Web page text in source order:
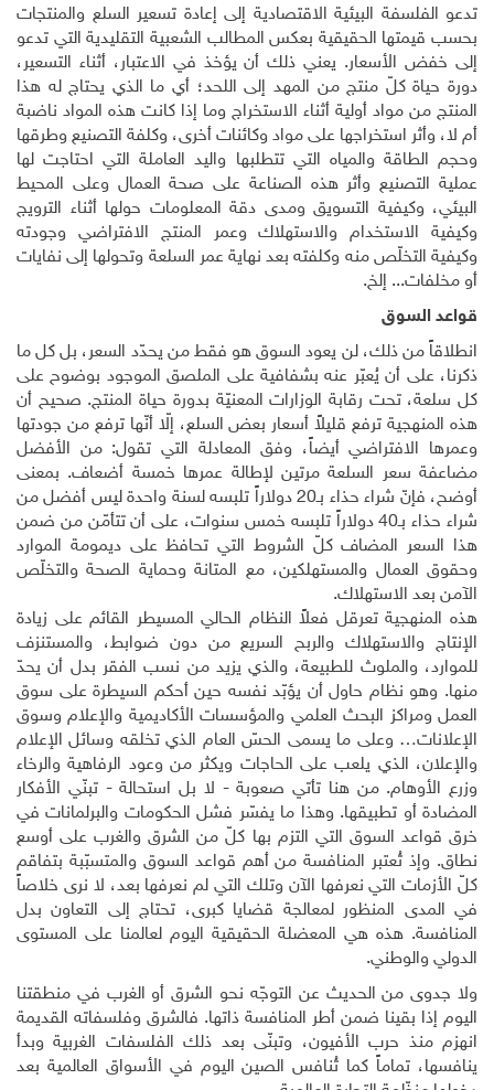
تدعو الفلسفة البيئية الاقتصادية إلى إعادة تسعير السلع والمنتجات
بحسب قيمتها الحقيقية بعكس المطالب الشعبية التقليدية التي تدعو
إلى خفض الأسعار. يعني ذلك أن يؤخذ في الاعتبار، أثناء التسعير،
دورة حياة كلّ منتج من المهد إلى اللحد؛ أي ما الذي يحتاج له هذا
المنتج من مواد أولية أثناء الاستخراج وما إذا كانت هذه المواد ناضبة
أم لا، وأثر استخراجها على مواد وكائنات أخرى، وكلفة التصنيع وطرقها
وحجم الطاقة والمياه التي تتطلبها واليد العاملة التي احتاجت لها
عملية التصنيع وأثر هذه الصناعة على صحة العمال وعلى المحيط
البيئي، وكيفية التسويق ومدى دقة المعلومات حولها أثناء الترويج
وكيفية الاستخدام والاستهلاك وعمر المنتج الافتراضي وجودته
وكيفية التخلّص منه وكلفته بعد نهاية عمر السلعة وتحولها إلى نفايات
أو مخلفات... إلخ.
قواعد السوق
انطلاقاً من ذلك، لن يعود السوق هو فقط من يحدّد السعر، بل كل ما
ذكرنا، على أن يُعبّر عنه بشفافية على الملصق الموجود بوضوح على
كل سلعة، تحت رقابة الوزارات المعنيّة بدورة حياة المنتج. صحيح أن
هذه المنهجية ترفع قليلاً أسعار بعض السلع، إلّا أنّها ترفع من جودتها
وعمرها الافتراضي أيضاً، وفق المعادلة التي تقول: من الأفضل
مضاعفة سعر السلعة مرتين لإطالة عمرها خمسة أضعاف. بمعنى
أوضح، فإنّ شراء حذاء بـ20 دولاراً تلبسه لسنة واحدة ليس أفضل من
شراء حذاء بـ40 دولاراً تلبسه خمس سنوات، على أن تتأمّن من ضمن
هذا السعر المضاف كلّ الشروط التي تحافظ على ديمومة الموارد
وحقوق العمال والمستهلكين، مع المتانة وحماية الصحة والتخلّص
الآمن بعد الاستهلاك.
هذه المنهجية تعرقل فعلاً النظام الحالي المسيطر القائم على زيادة
الإنتاج والاستهلاك والربح السريع من دون ضوابط، والمستنزف
للموارد، والملوث للطبيعة، والذي يزيد من نسب الفقر بدل أن يحدّ
منها. وهو نظام حاول أن يؤبّد نفسه حين أحكم السيطرة على سوق
العمل ومراكز البحث العلمي والمؤسسات الأكاديمية والإعلام وسوق
الإعلانات… وعلى ما يسمى الحسّ العام الذي تخلقه وسائل الإعلام
والإعلان، الذي يلعب على الحاجات ويكثر من وعود الرفاهية والرخاء
وزرع الأوهام. من هنا تأتي صعوبة - لا بل استحالة - تبنّي الأفكار
المضادة أو تطبيقها. وهذا ما يفسّر فشل الحكومات والبرلمانات في
خرق قواعد السوق التي التزم بها كلّ من الشرق والغرب على أوسع
نطاق. وإذ تُعتبر المنافسة من أهم قواعد السوق والمتسبّبة بتفاقم
كلّ الأزمات التي نعرفها الآن وتلك التي لم نعرفها بعد، لا نرى خلاصاً
في المدى المنظور لمعالجة قضايا كبرى، تحتاج إلى التعاون بدل
المنافسة. هذه هي المعضلة الحقيقية اليوم لعالمنا على المستوى
الدولي والوطني.
ولا جدوى من الحديث عن التوجّه نحو الشرق أو الغرب في منطقتنا
اليوم إذا بقينا ضمن أطر المنافسة ذاتها. فالشرق وفلسفاته القديمة
انهزم منذ حرب الأفيون، وتبنّى بعد ذلك الفلسفات الغربية وبدأ
ينافسها، تماماً كما تُنافس الصين اليوم في الأسواق العالمية بعد